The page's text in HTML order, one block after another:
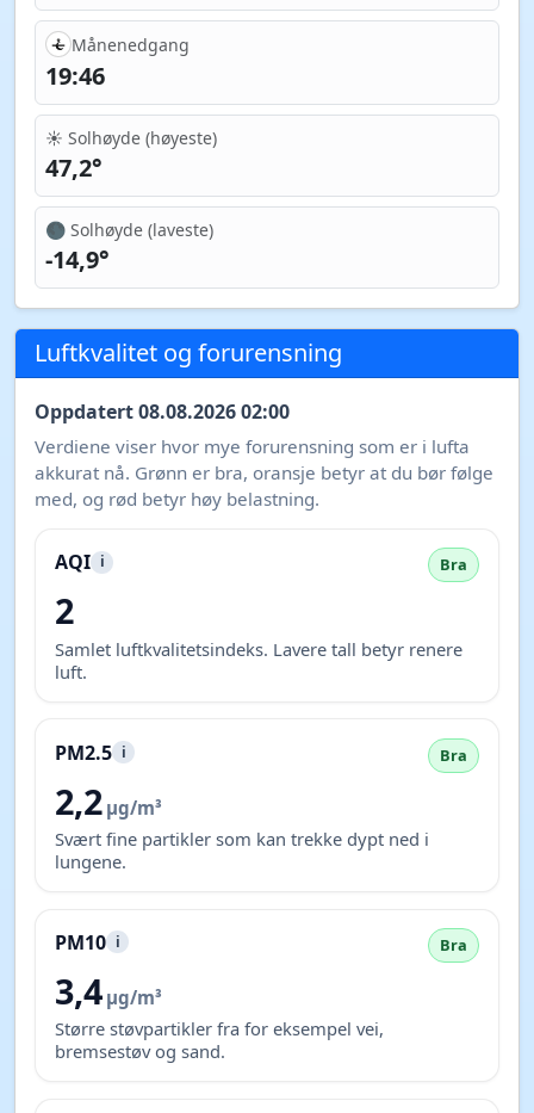
Månenedgang
19:46
☀️ Solhøyde (høyeste)
47,2°
🌑 Solhøyde (laveste)
-14,9°
Luftkvalitet og forurensning
Oppdatert 08.08.2026 02:00
Verdiene viser hvor mye forurensning som er i lufta
akkurat nå. Grønn er bra, oransje betyr at du bør følge
med, og rød betyr høy belastning.
AQI i Bra
2
Samlet luftkvalitetsindeks. Lavere tall betyr renere
luft.
PM2.5 i Bra
2,2 µg/m³
Svært fine partikler som kan trekke dypt ned i
lungene.
PM10 i Bra
3,4 µg/m³
Større støvpartikler fra for eksempel vei,
bremsestøv og sand.